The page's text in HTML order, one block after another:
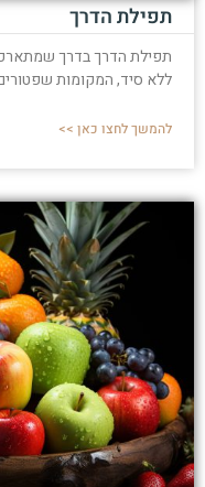
תפילת הדרך
תפילת הדרך בדרך
ללא סיד, המקומות
להמשך לחצו כאן >>